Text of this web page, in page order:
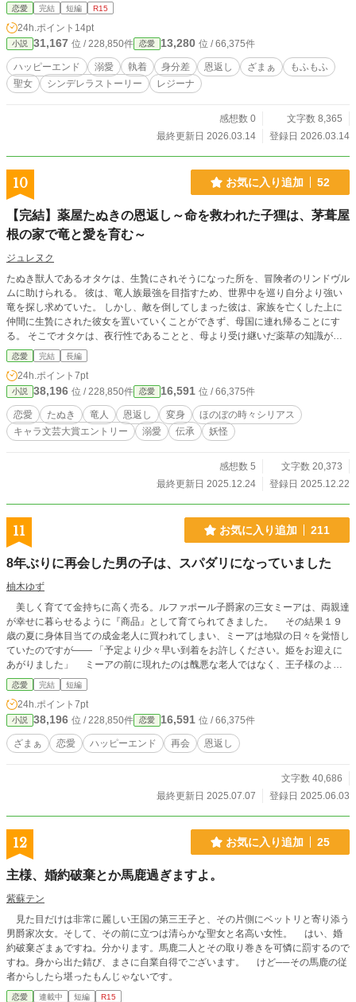
恋愛 完結 短編 R15
24h.ポイント 14pt
小説 31,167 位 / 228,850件 恋愛 13,280 位 / 66,375件
ハッピーエンド 溺愛 執着 身分差 恩返し ざまぁ
もふもふ
聖女
シンデレラストーリー レジーナ
感想数 0
文字数 8,365
最終更新日 2026.03.14
登録日 2026.03.14
10 お気に入り追加 52
【完結】薬屋たぬきの恩返し～命を救われた子狸は、茅葺屋
根の家で竜と愛を育む～
ジュレヌク
たぬき獣人であるオタケは、生贄にされそうになった所を、冒険者のリンドヴル
ムに助けられる。 彼は、竜人族最強を目指すため、世界中を巡り自分より強い
竜を探し求めていた。 しかし、敵を倒してしまった彼は、家族を亡くした上に
仲間に生贄にされた彼女を置いていくことができず、母国に連れ帰ることにす
る。 そこでオタケは、夜行性であることと、母より受け継いだ薬草の知識があ
ることから、「茅葺き屋根の家」を建てて深夜営業の「薬屋たぬき」を営み始め
る。 日中は気づくものがいないほど目立たない店だが、夕闇と共に提灯を灯せ
ば、客が一人、また一人と訪れた。 怪我の多い冒険者などは、可愛い看板娘兼
薬師のオタケを見ようと、嬉々として暖簾をくぐる。 彼女の身元引受人になっ
たリンドヴルムも、勿論薬屋の上顧客になり、皆に冷やかされながらも足繁く通
うようになった。 オタケは、教会が行う「ヒール」に似た「てあて」と言う名
の治癒魔法が使えることもあり、夜間の治療院代わりも担う。 特に怪我の多い
献身的だ。 周りの者達は、奥手な二人の恋模様を、焦れったい思いで見守って
いた。 そんなある日、リンドヴルムは、街で時々起こる「イタズラ」を調査す
姿を変えるオタケ。 どうやら、彼女は、ただの『たぬき獣人』ではないらし
い……。
恋愛 完結 長編
24h.ポイント 7pt
小説 38,196 位 / 228,850件 恋愛 16,591 位 / 66,375件
恋愛 たぬき 竜人 恩返し 変身
ほのぼの時々シリアス
キャラ文芸大賞エントリー
溺愛 伝承 妖怪
感想数 5
文字数 20,373
最終更新日 2025.12.24
登録日 2025.12.22
11 お気に入り追加 211
8年ぶりに再会した男の子は、スパダリになっていました
柚木ゆず
美しく育てて金持ちに高く売る。ルファポール子爵家の三女ミーアは、両親達
が幸せに暮らせるように『商品』として育てられてきました。 その結果１９
歳の夏に身体目当ての成金老人に買われてしまい、ミーアは地獄の日々を覚悟し
ていたのですが―― 「予定より少々早い到着をお許しください。姫をお迎えに
あがりました」 ミーアの前に現れたのは醜悪な老人ではなく、王子様のよう
な青年だったのでした。 ※体調不良の影響で、現在一時的に感想欄を閉じさせ
ていただいております。
恋愛 完結 短編
24h.ポイント 7pt
小説 38,196 位 / 228,850件 恋愛 16,591 位 / 66,375件
ざまぁ 恋愛 ハッピーエンド 再会 恩返し
文字数 40,686
最終更新日 2025.07.07
登録日 2025.06.03
12 お気に入り追加 25
主様、婚約破棄とか馬鹿過ぎますよ。
紫蘇テン
見た目だけは非常に麗しい王国の第三王子と、その片側にベットリと寄り添う
男爵家次女。そして、その前に立つは清らかな聖女と名高い女性。 はい、婚
約破棄ざまぁですね。分かります。馬鹿二人とその取り巻きを可憐に罰するので
すね。身から出た錆び、まさに自業自得でございます。 けど──その馬鹿の従
者からしたら堪ったもんじゃないです。
恋愛 連載中 短編 R15